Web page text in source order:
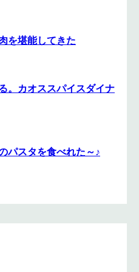
を堪能してきた
。カオススパイスダイナ
パスタを食べれた～♪